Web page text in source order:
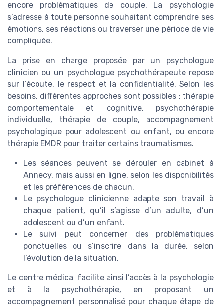
encore problématiques de couple. La psychologie
s’adresse à toute personne souhaitant comprendre ses
émotions, ses réactions ou traverser une période de vie
compliquée.
La prise en charge proposée par un psychologue
clinicien ou un psychologue psychothérapeute repose
sur l’écoute, le respect et la confidentialité. Selon les
besoins, différentes approches sont possibles : thérapie
comportementale et cognitive, psychothérapie
individuelle, thérapie de couple, accompagnement
psychologique pour adolescent ou enfant, ou encore
thérapie EMDR pour traiter certains traumatismes.
Les séances peuvent se dérouler en cabinet à
Annecy, mais aussi en ligne, selon les disponibilités
et les préférences de chacun.
Le psychologue clinicienne adapte son travail à
chaque patient, qu’il s’agisse d’un adulte, d’un
adolescent ou d’un enfant.
Le suivi peut concerner des problématiques
ponctuelles ou s’inscrire dans la durée, selon
l’évolution de la situation.
Le centre médical facilite ainsi l’accès à la psychologie
et à la psychothérapie, en proposant un
accompagnement personnalisé pour chaque étape de